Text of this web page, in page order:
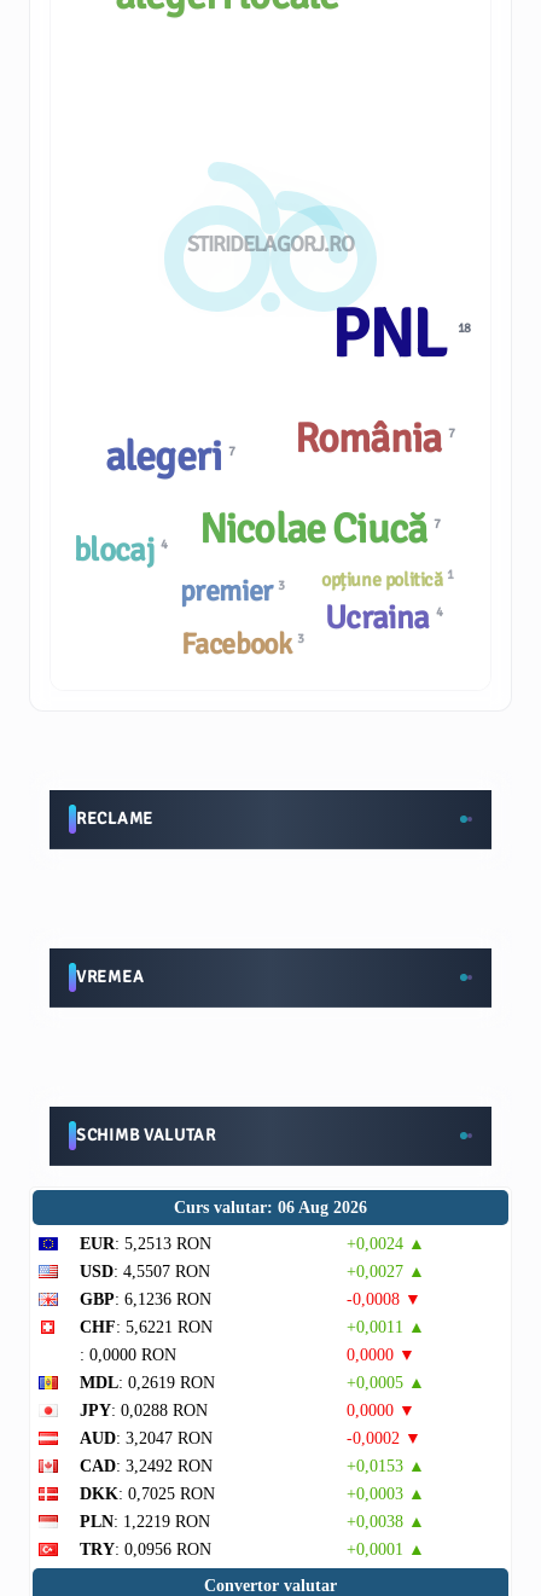
STIRIDELAGORJ.RO
România7
PNL 18
opțiune politică 1
Ucraina 4
alegeri7
Facebook 3
premier 3
blocaj4 Nicolae Ciucă7
RECLAME
VREMEA
SCHIMB VALUTAR
Curs valutar: 06 Aug 2026
EUR: 5,2513 RON
+0,0024 ▲
USD: 4,5507 RON
+0,0027 ▲
GBP: 6,1236 RON
-0,0008 ▼
CHF: 5,6221 RON
+0,0011 ▲
: 0,0000 RON
0,0000 ▼
MDL: 0,2619 RON
+0,0005 ▲
JPY: 0,0288 RON
0,0000 ▼
AUD: 3,2047 RON
-0,0002 ▼
CAD: 3,2492 RON
+0,0153 ▲
DKK: 0,7025 RON
+0,0003 ▲
PLN: 1,2219 RON
+0,0038 ▲
TRY: 0,0956 RON
+0,0001 ▲
Convertor valutar